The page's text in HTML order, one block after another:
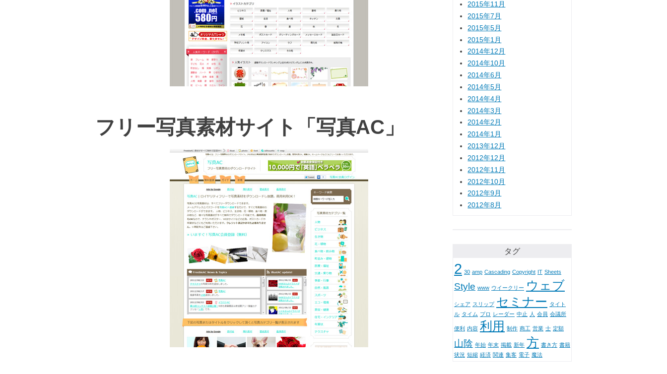
フリー写真素材サイト「写真AC」
2015年11月
2015年7月
2015年5月
2015年1月
2014年12月
2014年10月
2014年6月
2014年5月
2014年4月
2014年3月
2014年2月
2014年1月
2013年12月
2012年12月
2012年11月
2012年10月
2012年9月
2012年8月
タグ
2 30 amp Cascading Copyright IT Sheets
Style www ウイークリー ウェブ
シェア スリップ セミナー タイト
ル タイム プロ レーダー 中止 人 会員 会議所
便利 内容 利用 制作 商工 営業 士 定額
山陰 年始 年末 掲載 新年 方 書き方 書籍
状況 短縮 経済 関連 集客 電子 魔法